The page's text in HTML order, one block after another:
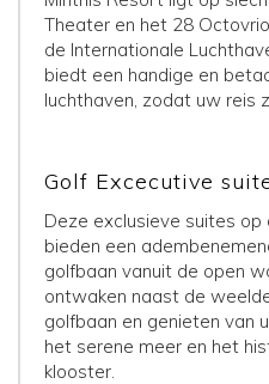
Theater en het 28
de Internationale
biedt een handige en
luchthaven, zodat uw reis
Golf Excecutive
Deze exclusieve suites
bieden een
golfbaan vanuit de open
ontwaken naast de
golfbaan en genieten van
het serene meer en het
klooster.